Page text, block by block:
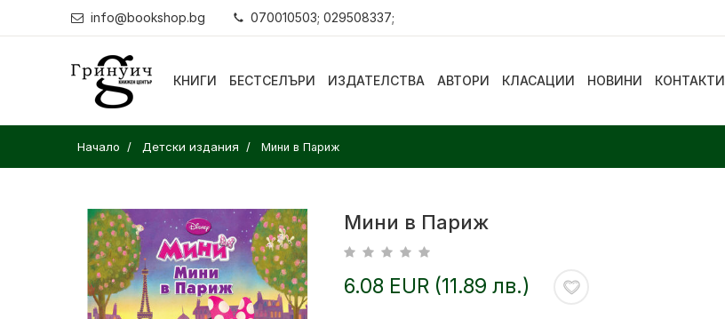
info@bookshop.bg 070010503; 029508337;
КНИГИ БЕСТСЕЛЪРИ ИЗДАТЕЛСТВА АВТОРИ КЛАСАЦИИ НОВИНИ КОНТАКТИ
Начало Детски издания Мини в Париж
Мини в Париж
6.08 EUR (11.89 лв.)